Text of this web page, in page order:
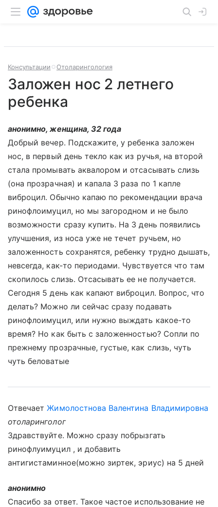
Консультации Отоларингология
Заложен нос 2 летнего
ребенка
анонимно, женщина, 32 года
Добрый вечер. Подскажите, у ребенка заложен
нос, в первый день текло как из ручья, на второй
стала промывать аквалором и отсасывать слизь
(она прозрачная) и капала 3 раза по 1 капле
виброцил. Обычно капаю по рекомендации врача
ринофлоимуцил, но мы загородном и не было
возможности сразу купить. На 3 день появились
улучшения, из носа уже не течет ручьем, но
заложенность сохранятся, ребенку трудно дышать,
невсегда, как-то периодами. Чувствуется что там
скопилось слизь. Отсасывать ее не получается.
Сегодня 5 день как капают виброцил. Вопрос, что
делать? Можно ли сейчас сразу подавать
ринофлоимуцил, или нужно выждать какое-то
время? Но как быть с заложенностью? Сопли по
прежнему прозрачные, густые, как слизь, чуть
чуть беловатые
ОтвечаетЖимолостнова Валентина Владимировна
отоларинголог
Здравствуйте. Можно сразу побрызгать
ринофлуимуцил , и добавить
антигистаминное(можно зиртек, эриус) на 5 дней
анонимно
Спасибо за ответ. Такое частое использование не